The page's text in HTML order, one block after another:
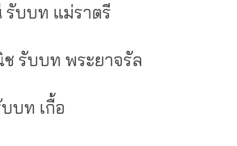
รับบท แม่ราตรี
ช รับบท พระยาจรัล
บท เกื้อ